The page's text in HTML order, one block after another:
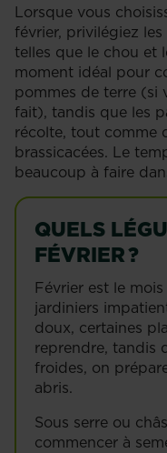
Lorsque vous
février, privilégiez
telles que le chou et
moment idéal pour
pommes de terre (si
fait), tandis que les
récolte, tout comme
brassicacées. Le
beaucoup à faire
QUELS
FÉVRIER ?
Février est le
jardiniers
doux, certaines
reprendre, tandis
froides, on
abris.
Sous serre ou
commencer à